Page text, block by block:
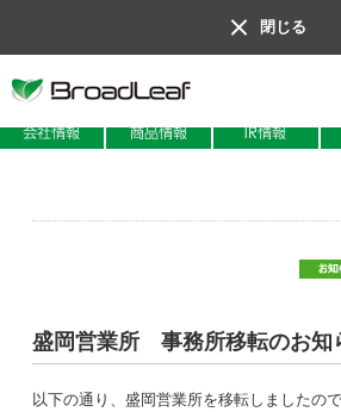
閉じる
盛岡営業所 事務所移転のお知
以下の通り、盛岡営業所を移転しましたの